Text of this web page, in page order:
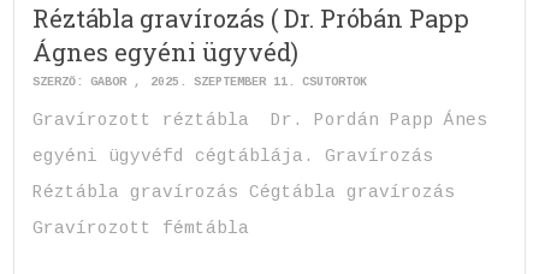
Réztábla gravírozás ( Dr. Próbán Papp
Ágnes egyéni ügyvéd)
SZERZŐ:GABOR 2025. SZEPTEMBER 11. CSÜTÖRTÖK
Gravírozott réztábla Dr. Pordán Papp Ánes
egyéni ügyvéfd cégtáblája. Gravírozás
Réztábla gravírozás Cégtábla gravírozás
Gravírozott fémtábla